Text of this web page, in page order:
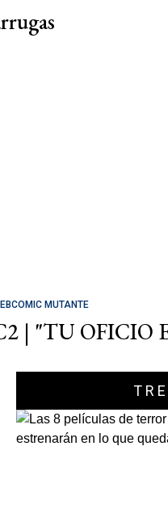
MUTANTE
| "TU OFICIO